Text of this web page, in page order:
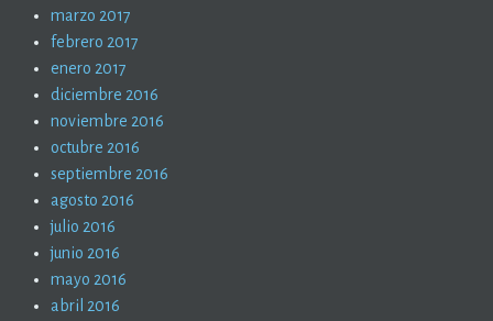
marzo 2017
febrero 2017
enero 2017
diciembre 2016
noviembre 2016
octubre 2016
septiembre 2016
agosto 2016
julio 2016
junio 2016
mayo 2016
abril 2016